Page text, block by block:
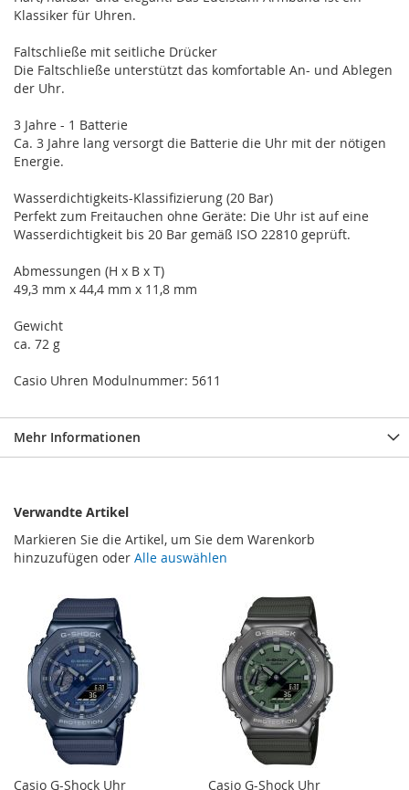
Klassiker für Uhren.
Faltschließe mit seitliche Drücker
Die Faltschließe unterstützt das komfortable An- und Ablegen
der Uhr.
3 Jahre - 1 Batterie
Ca. 3 Jahre lang versorgt die Batterie die Uhr mit der nötigen
Energie.
Wasserdichtigkeits-Klassifizierung (20 Bar)
Perfekt zum Freitauchen ohne Geräte: Die Uhr ist auf eine
Wasserdichtigkeit bis 20 Bar gemäß ISO 22810 geprüft.
Abmessungen (H x B x T)
49,3 mm x 44,4 mm x 11,8 mm
Gewicht
ca. 72 g
Casio Uhren Modulnummer: 5611
Mehr Informationen
Verwandte Artikel
Markieren Sie die Artikel, um Sie dem Warenkorb
hinzuzufügen oder Alle auswählen
Casio G-Shock Uhr
Casio G-Shock Uhr